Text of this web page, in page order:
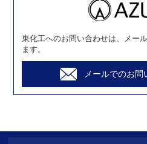
東化工へのお問い合わせは、メー
ます。
メールでのお問